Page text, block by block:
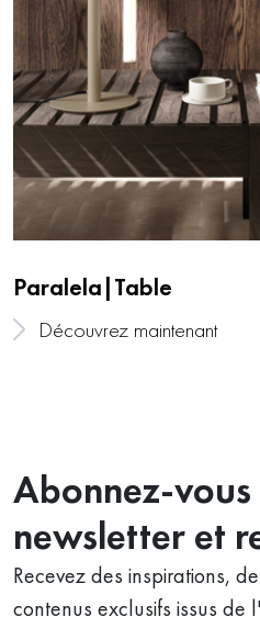
Paralela|Table
Découvrez maintenant
Abonnez-
newsletter et
Recevez des inspirations,
contenus exclusifs issus de